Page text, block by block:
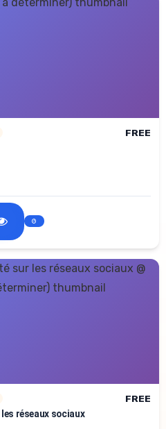
FREE
FREE
réseaux sociaux